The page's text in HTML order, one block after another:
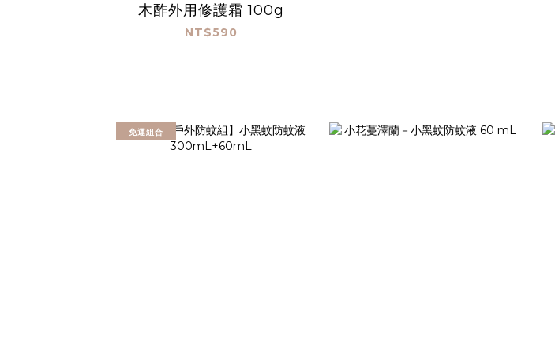
木酢外用修護霜 100g
NT$590
免運組合